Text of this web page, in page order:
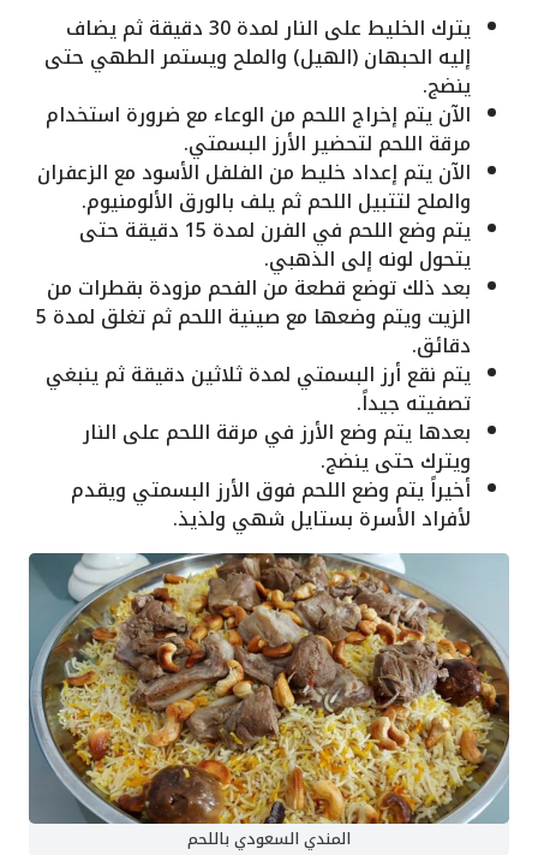
يترك الخليط على النار لمدة 30 دقيقة ثم يضاف
إليه الحبهان (الهيل) والملح ويستمر الطهي حتى
ينضج.
الآن يتم إخراج اللحم من الوعاء مع ضرورة استخدام
مرقة اللحم لتحضير الأرز البسمتي.
الآن يتم إعداد خليط من الفلفل الأسود مع الزعفران
والملح لتتبيل اللحم ثم يلف بالورق الألومنيوم.
يتم وضع اللحم في الفرن لمدة 15 دقيقة حتى
يتحول لونه إلى الذهبي.
بعد ذلك توضع قطعة من الفحم مزودة بقطرات من
الزيت ويتم وضعها مع صينية اللحم ثم تغلق لمدة 5
دقائق.
يتم نقع أرز البسمتي لمدة ثلاثين دقيقة ثم ينبغي
تصفيته جيداً.
بعدها يتم وضع الأرز في مرقة اللحم على النار
ويترك حتى ينضج.
أخيراً يتم وضع اللحم فوق الأرز البسمتي ويقدم
لأفراد الأسرة بستايل شهي ولذيذ.
المندي السعودي باللحم